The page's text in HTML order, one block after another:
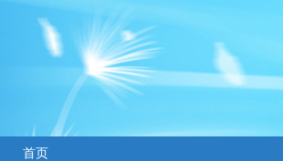
首页